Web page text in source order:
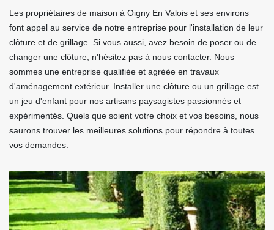
Les propriétaires de maison à Oigny En Valois et ses environs
font appel au service de notre entreprise pour l'installation de leur
clôture et de grillage. Si vous aussi, avez besoin de poser ou.de
changer une clôture, n'hésitez pas à nous contacter. Nous
sommes une entreprise qualifiée et agréée en travaux
d'aménagement extérieur. Installer une clôture ou un grillage est
un jeu d'enfant pour nos artisans paysagistes passionnés et
expérimentés. Quels que soient votre choix et vos besoins, nous
saurons trouver les meilleures solutions pour répondre à toutes
vos demandes.